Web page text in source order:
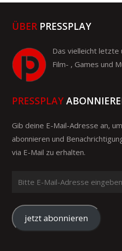
ÜBER PRESSPLAY
Das vielleicht letzte
Film- , Games und
PRESSPLAY
Gib deine E-Mail-Adresse an,
abonnieren und
via E-Mail zu erhalten.
Mail-
Adresse
eingeben
jetzt abonnieren